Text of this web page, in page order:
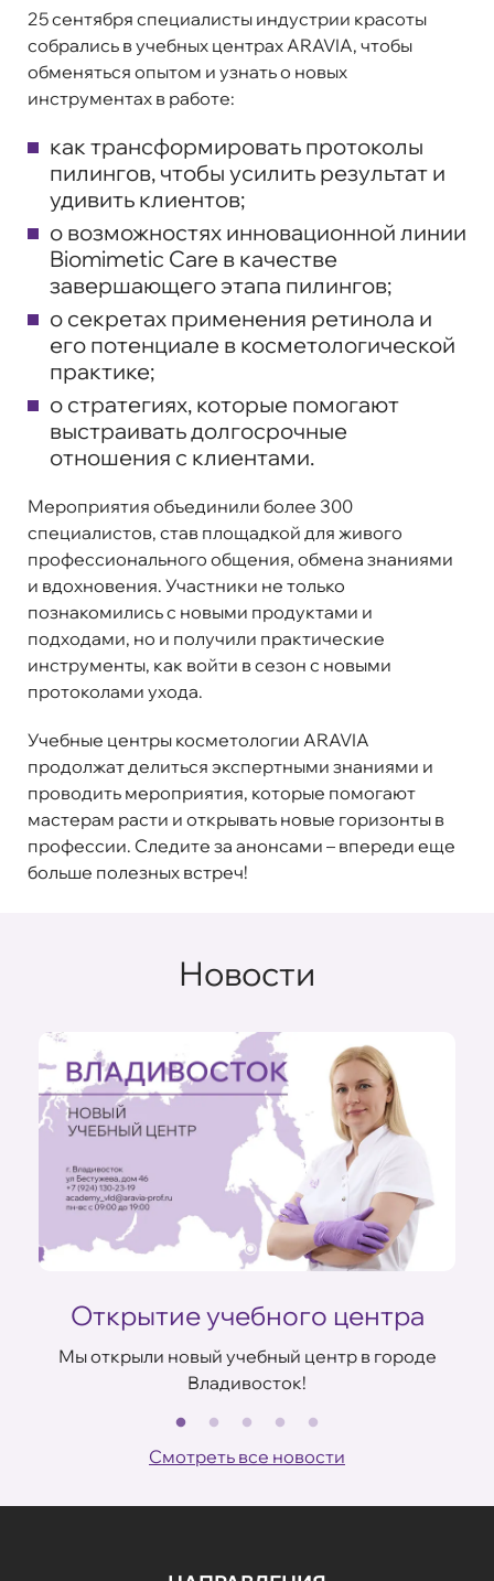
25 сентября специалисты индустрии красоты
собрались в учебных центрах ARAVIA, чтобы
обменяться опытом и узнать о новых
инструментах в работе:
как трансформировать протоколы
пилингов, чтобы усилить результат и
удивить клиентов;
о возможностях инновационной линии
Biomimetic Care в качестве
завершающего этапа пилингов;
о секретах применения ретинола и
его потенциале в косметологической
практике;
о стратегиях, которые помогают
выстраивать долгосрочные
отношения с клиентами.
Мероприятия объединили более 300
специалистов, став площадкой для живого
профессионального общения, обмена знаниями
и вдохновения. Участники не только
познакомились с новыми продуктами и
подходами, но и получили практические
инструменты, как войти в сезон с новыми
протоколами ухода.
Учебные центры косметологии ARAVIA
продолжат делиться экспертными знаниями и
проводить мероприятия, которые помогают
мастерам расти и открывать новые горизонты в
профессии. Следите за анонсами – впереди еще
больше полезных встреч!
Новости
Открытие учебного центра
Мы открыли новый учебный центр в городе
Владивосток!
Смотреть все новости